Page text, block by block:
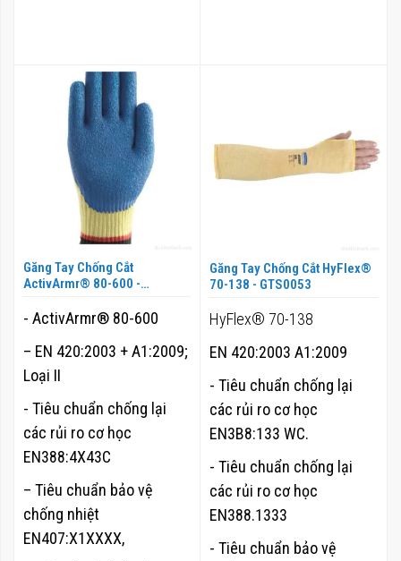
Găng Tay Chống Cắt
ActivArmr® 80-600 -
- ActivArmr® 80-600
– EN 420:2003 + A1:2009;
Loại II
- Tiêu chuẩn chống lại
các rủi ro cơ học
EN388:4X43C
– Tiêu chuẩn bảo vệ
chống nhiệt
EN407:X1XXXX,
Găng Tay Chống Cắt HyFlex®
70-138 - GTS0053
HyFlex® 70-138
EN 420:2003 A1:2009
- Tiêu chuẩn chống lại
các rủi ro cơ học
EN3B8:133 WC.
- Tiêu chuẩn chống lại
các rủi ro cơ học
EN388.1333
- Tiêu chuẩn bảo vệ